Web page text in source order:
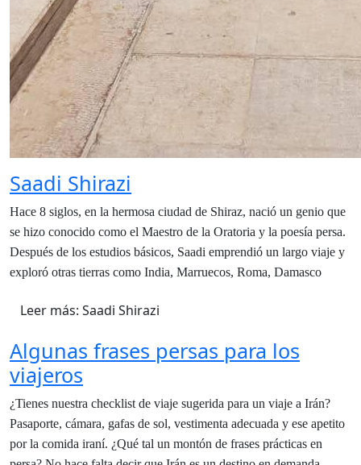
Saadi Shirazi
Hace 8 siglos, en la hermosa ciudad de Shiraz, nació un genio que
se hizo conocido como el Maestro de la Oratoria y la poesía persa.
Después de los estudios básicos, Saadi emprendió un largo viaje y
exploró otras tierras como India, Marruecos, Roma, Damasco
Leer más: Saadi Shirazi
Algunas frases persas para los
viajeros
¿Tienes nuestra checklist de viaje sugerida para un viaje a Irán?
Pasaporte, cámara, gafas de sol, vestimenta adecuada y ese apetito
por la comida iraní. ¿Qué tal un montón de frases prácticas en